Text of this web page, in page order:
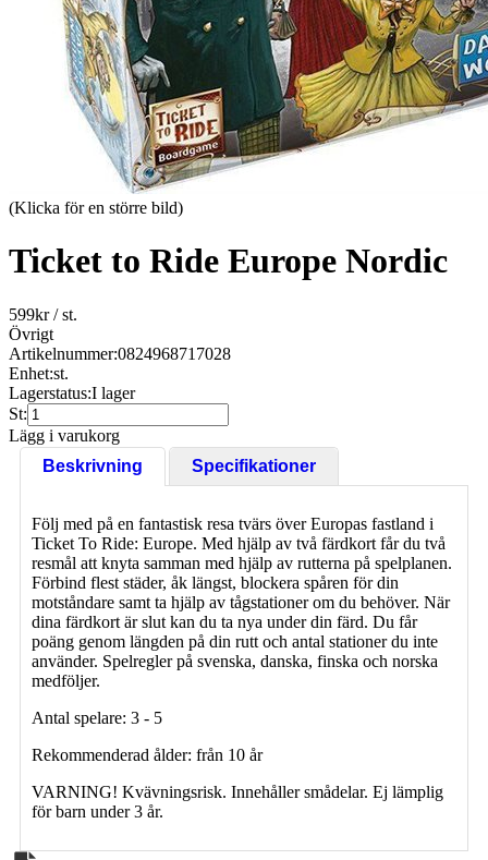
(Klicka för en större bild)
Ticket to Ride Europe Nordic
599kr/ st.
Övrigt
Artikelnummer:0824968717028
Enhet:st.
Lagerstatus:I lager
St:
Lägg i varukorg
Beskrivning
Specifikationer
Följ med på en fantastisk resa tvärs över Europas fastland i
Ticket To Ride: Europe. Med hjälp av två färdkort får du två
resmål att knyta samman med hjälp av rutterna på spelplanen.
Förbind flest städer, åk längst, blockera spåren för din
motståndare samt ta hjälp av tågstationer om du behöver. När
dina färdkort är slut kan du ta nya under din färd. Du får
poäng genom längden på din rutt och antal stationer du inte
använder. Spelregler på svenska, danska, finska och norska
medföljer.
Antal spelare: 3 - 5
Rekommenderad ålder: från 10 år
VARNING! Kvävningsrisk. Innehåller smådelar. Ej lämplig
för barn under 3 år.